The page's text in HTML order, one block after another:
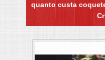
quanto custa